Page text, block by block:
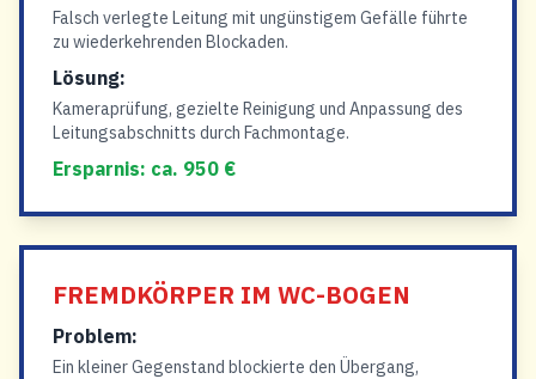
Falsch verlegte Leitung mit ungünstigem Gefälle führte
zu wiederkehrenden Blockaden.
Lösung:
Kameraprüfung, gezielte Reinigung und Anpassung des
Leitungsabschnitts durch Fachmontage.
Ersparnis: ca. 950 €
FREMDKÖRPER IM WC-BOGEN
Problem:
Ein kleiner Gegenstand blockierte den Übergang,